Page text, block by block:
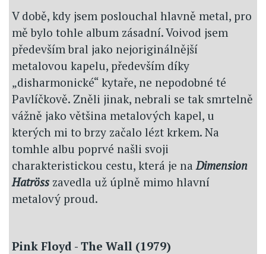
V době, kdy jsem poslouchal hlavně metal, pro
mě bylo tohle album zásadní. Voivod jsem
především bral jako nejoriginálnější
metalovou kapelu, především díky
„disharmonické“ kytaře, ne nepodobné té
Pavlíčkově. Zněli jinak, nebrali se tak smrtelně
vážně jako většina metalových kapel, u
kterých mi to brzy začalo lézt krkem. Na
tomhle albu poprvé našli svoji
charakteristickou cestu, která je na Dimension
Hatrösszavedla už úplně mimo hlavní
metalový proud.
Pink Floyd - The Wall (1979)